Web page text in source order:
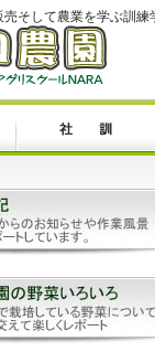
そして農業を学ぶ訓練